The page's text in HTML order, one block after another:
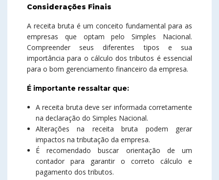
Considerações Finais
A receita bruta é um conceito fundamental para as
empresas que optam pelo Simples Nacional.
Compreender seus diferentes tipos e sua
importância para o cálculo dos tributos é essencial
para o bom gerenciamento financeiro da empresa.
É importante ressaltar que:
A receita bruta deve ser informada corretamente
na declaração do Simples Nacional.
Alterações na receita bruta podem gerar
impactos na tributação da empresa.
É recomendado buscar orientação de um
contador para garantir o correto cálculo e
pagamento dos tributos.